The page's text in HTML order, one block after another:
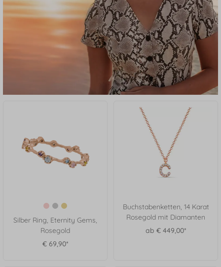
Silber Ring, Eternity Gems,
Rosegold
€ 69,90*
Buchstabenketten, 14 Karat
Rosegold mit Diamanten
ab € 449,00*